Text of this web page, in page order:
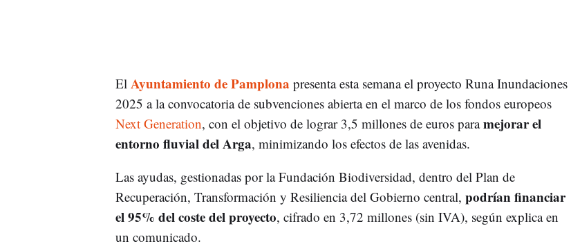
El Ayuntamiento de Pamplona presenta esta semana el proyecto Runa Inundaciones
2025 a la convocatoria de subvenciones abierta en el marco de los fondos europeos
Next Generation, con el objetivo de lograr 3,5 millones de euros paramejorar el
entorno fluvial del Arga, minimizando los efectos de las avenidas.
Las ayudas, gestionadas por la Fundación Biodiversidad, dentro del Plan de
Recuperación, Transformación y Resiliencia del Gobierno central, podrían financiar
el 95% del coste del proyecto, cifrado en 3,72 millones (sin IVA), según explica en
un comunicado.